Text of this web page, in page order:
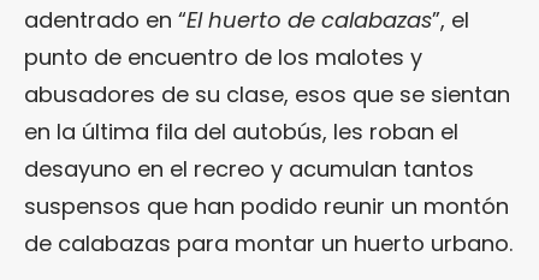
adentrado en “El huerto de calabazas”, el
punto de encuentro de los malotes y
abusadores de su clase, esos que se sientan
en la última fila del autobús, les roban el
desayuno en el recreo y acumulan tantos
suspensos que han podido reunir un montón
de calabazas para montar un huerto urbano.